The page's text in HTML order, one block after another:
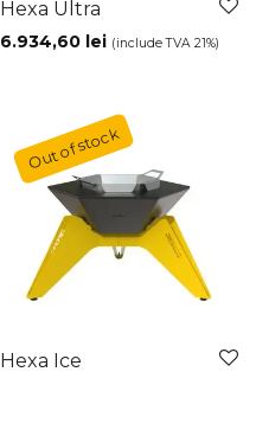
Hexa Ultra
6.934,60 lei (include TVA 21%)
Hexa Ice